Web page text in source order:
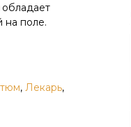
на поле.
, Лекарь,